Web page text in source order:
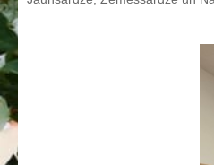
Aktualizētais pašvērtējuma